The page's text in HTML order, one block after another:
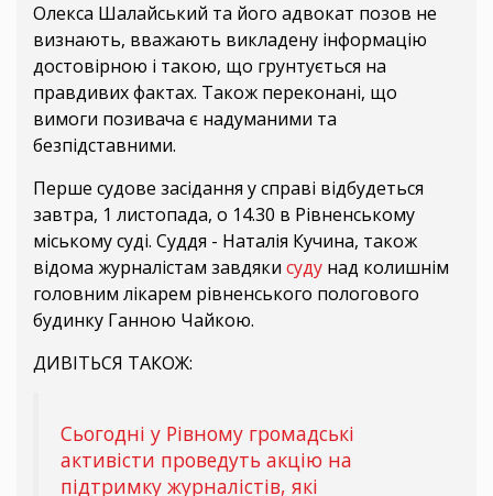
Олекса Шалайський та його адвокат позов не
визнають, вважають викладену інформацію
достовірною і такою, що грунтується на
правдивих фактах. Також переконані, що
вимоги позивача є надуманими та
безпідставними.
Перше судове засідання у справі відбудеться
завтра, 1 листопада, о 14.30 в Рівненському
міському суді. Суддя - Наталія Кучина, також
відома журналістам завдяки суду над колишнім
головним лікарем рівненського пологового
будинку Ганною Чайкою.
ДИВІТЬСЯ ТАКОЖ:
Сьогодні у Рівному громадські
активісти проведуть акцію на
підтримку журналістів, які